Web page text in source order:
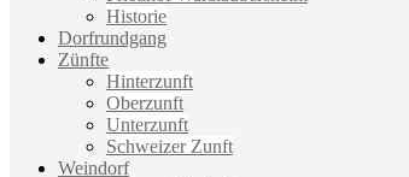
Historie
Dorfrundgang
Zünfte
Hinterzunft
Oberzunft
Unterzunft
Schweizer Zunft
Weindorf